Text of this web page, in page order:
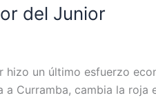
del Junior
hizo un último esfuerzo
a Curramba, cambia la